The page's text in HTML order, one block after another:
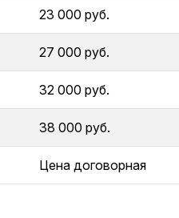
23 000 руб.
27 000 руб.
32 000 руб.
38 000 руб.
Цена договорная